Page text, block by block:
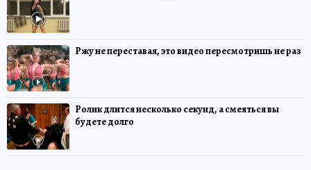
Ржу не переставая, это видео пересмотришь не раз
Ролик длится несколько секунд, а смеяться вы
будете долго